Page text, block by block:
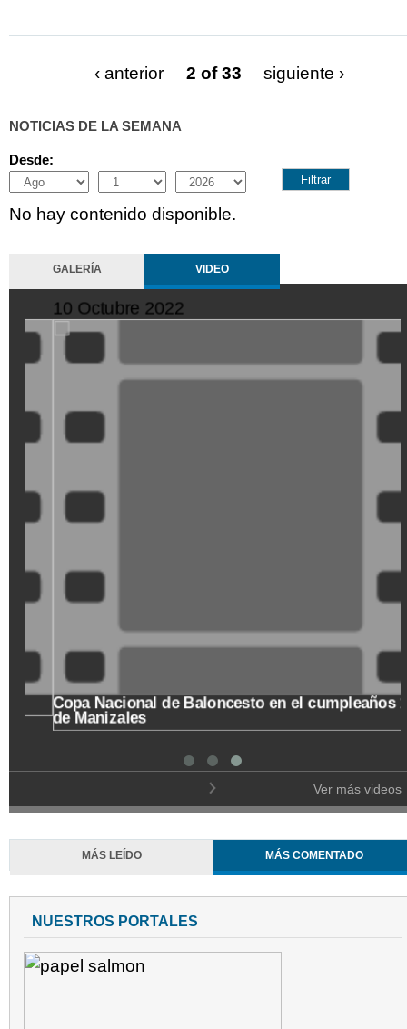
‹ anterior 2 of 33 siguiente ›
NOTICIAS DE LA SEMANA
Desde:
Month
Day Year
No hay contenido disponible.
GALERÍA VIDEO
10 Octubre 2022
XDGVyvJOFpI
Copa Nacional de Baloncesto en el cumpleaños 173
de Manizales
Ver más videos
MÁS LEÍDO MÁS COMENTADO
NUESTROS PORTALES